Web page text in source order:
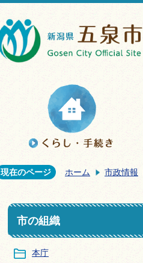
現在のページ ホーム 市政情報
市の組織
本庁